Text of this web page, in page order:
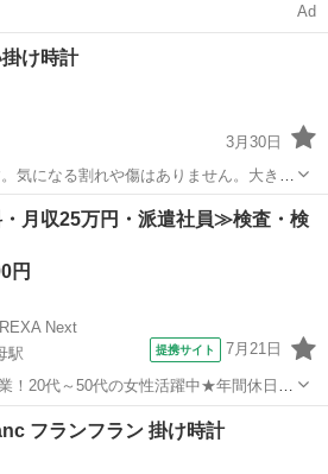
Ad
け時計
3月30日
気になる割れや傷はありません。大きな
よろしくお願いします。 ※ 他の出品
時計 付け
月収25万円・派遣社員≫検査・検
円
Next
駅
提携サイト 7月21日
！20代～50代の女性活躍中★年間休日
ルーム内でのお仕事！日払い制度利用可
ー通勤可！《山梨県中巨摩郡昭和町》
フランフラン 掛け時計